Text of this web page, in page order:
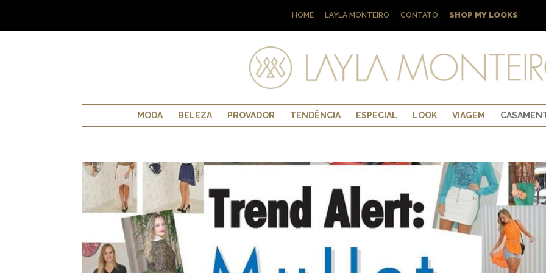
HOME LAYLA MONTEIRO CONTATO SHOP MY LOOKS
MODA BELEZA PROVADOR TENDÊNCIA ESPECIAL LOOK VIAGEM